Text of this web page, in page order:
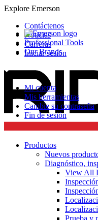
Explore Emerson
Professional Tools
Our Brands
Contáctenos
Noticias
Carreras
Iniciar sesión
Mi cuenta
Mis herramientas
Cambie su contraseña
Fin de sesión
Productos
Nuevos
Diagnóstico,
View All